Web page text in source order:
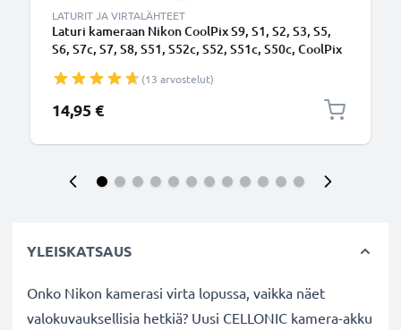
LATURIT JA VIRTALÄHTEET
Laturi kameraan Nikon CoolPix S9, S1, S2, S3, S5,
S6, S7c, S7, S8, S51, S52c, S52, S51c, S50c, CoolPix
(13 arvostelut)
14,95 €
YLEISKATSAUS
Onko Nikon kamerasi virta lopussa, vaikka näet
valokuvauksellisia hetkiä? Uusi CELLONIC kamera-akku